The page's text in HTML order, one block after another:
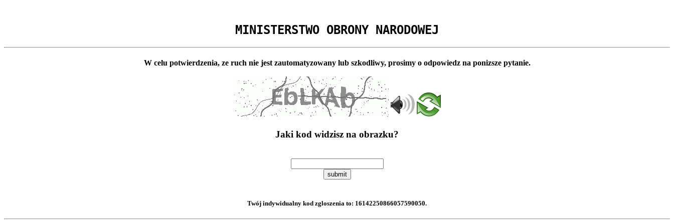
MINISTERSTWO OBRONY NARODOWEJ
W celu potwierdzenia, ze ruch nie jest zautomatyzowany lub szkodliwy, prosimy o odpowiedz na ponizsze pytanie.
Jaki kod widzisz na obrazku?
submit
Twój indywidualny kod zgloszenia to: 16142250866057590050.